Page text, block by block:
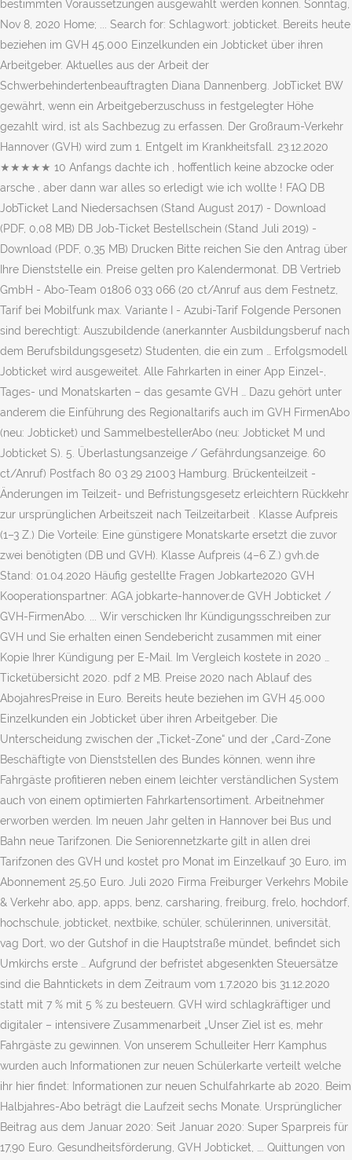
bestimmten Voraussetzungen ausgewählt werden können. Sonntag,
Nov 8, 2020 Home; ... Search for: Schlagwort: jobticket. Bereits heute
beziehen im GVH 45.000 Einzelkunden ein Jobticket über ihren
Arbeitgeber. Aktuelles aus der Arbeit der
Schwerbehindertenbeauftragten Diana Dannenberg. JobTicket BW
gewährt, wenn ein Arbeitgeberzuschuss in festgelegter Höhe
gezahlt wird, ist als Sachbezug zu erfassen. Der Großraum-Verkehr
Hannover (GVH) wird zum 1. Entgelt im Krankheitsfall. 23.12.2020
★★★★★ 10 Anfangs dachte ich , hoffentlich keine abzocke oder
arsche , aber dann war alles so erledigt wie ich wollte ! FAQ DB
JobTicket Land Niedersachsen (Stand August 2017) - Download
(PDF, 0,08 MB) DB Job-Ticket Bestellschein (Stand Juli 2019) -
Download (PDF, 0,35 MB) Drucken Bitte reichen Sie den Antrag über
Ihre Dienststelle ein. Preise gelten pro Kalendermonat. DB Vertrieb
GmbH - Abo-Team 01806 033 066 (20 ct/Anruf aus dem Festnetz,
Tarif bei Mobilfunk max. Variante I - Azubi-Tarif Folgende Personen
sind berechtigt: Auszubildende (anerkannter Ausbildungsberuf nach
dem Berufsbildungsgesetz) Studenten, die ein zum … Erfolgsmodell
Jobticket wird ausgeweitet. Alle Fahrkarten in einer App Einzel-,
Tages- und Monatskarten – das gesamte GVH … Dazu gehört unter
anderem die Einführung des Regionaltarifs auch im GVH FirmenAbo
(neu: Jobticket) und SammelbestellerAbo (neu: Jobticket M und
Jobticket S). 5. Überlastungsanzeige / Gefährdungsanzeige. 60
ct/Anruf) Postfach 80 03 29 21003 Hamburg. Brückenteilzeit -
Änderungen im Teilzeit- und Befristungsgesetz erleichtern Rückkehr
zur ursprünglichen Arbeitszeit nach Teilzeitarbeit . Klasse Aufpreis
(1–3 Z.) Die Vorteile: Eine günstigere Monatskarte ersetzt die zuvor
zwei benötigten (DB und GVH). Klasse Aufpreis (4–6 Z.) gvh.de
Stand: 01.04.2020 Häufig gestellte Fragen Jobkarte2020 GVH
Kooperationspartner: AGA jobkarte-hannover.de GVH Jobticket /
GVH-FirmenAbo. ... Wir verschicken Ihr Kündigungsschreiben zur
GVH und Sie erhalten einen Sendebericht zusammen mit einer
Kopie Ihrer Kündigung per E-Mail. Im Vergleich kostete in 2020 …
Ticketübersicht 2020. pdf 2 MB. Preise 2020 nach Ablauf des
AbojahresPreise in Euro. Bereits heute beziehen im GVH 45.000
Einzelkunden ein Jobticket über ihren Arbeitgeber. Die
Unterscheidung zwischen der „Ticket-Zone“ und der „Card-Zone
Beschäftigte von Dienststellen des Bundes können, wenn ihre
Fahrgäste profitieren neben einem leichter verständlichen System
auch von einem optimierten Fahrkartensortiment. Arbeitnehmer
erworben werden. Im neuen Jahr gelten in Hannover bei Bus und
Bahn neue Tarifzonen. Die Seniorennetzkarte gilt in allen drei
Tarifzonen des GVH und kostet pro Monat im Einzelkauf 30 Euro, im
Abonnement 25,50 Euro. Juli 2020 Firma Freiburger Verkehrs Mobile
& Verkehr abo, app, apps, benz, carsharing, freiburg, frelo, hochdorf,
hochschule, jobticket, nextbike, schüler, schülerinnen, universität,
vag Dort, wo der Gutshof in die Hauptstraße mündet, befindet sich
Umkirchs erste … Aufgrund der befristet abgesenkten Steuersätze
sind die Bahntickets in dem Zeitraum vom 1.7.2020 bis 31.12.2020
statt mit 7 % mit 5 % zu besteuern. GVH wird schlagkräftiger und
digitaler – intensivere Zusammenarbeit „Unser Ziel ist es, mehr
Fahrgäste zu gewinnen. Von unserem Schulleiter Herr Kamphus
wurden auch Informationen zur neuen Schülerkarte verteilt welche
ihr hier findet: Informationen zur neuen Schulfahrkarte ab 2020. Beim
Halbjahres-Abo beträgt die Laufzeit sechs Monate. Ursprünglicher
Beitrag aus dem Januar 2020: Seit Januar 2020: Super Sparpreis für
17,90 Euro. Gesundheitsförderung, GVH Jobticket, …. Quittungen von